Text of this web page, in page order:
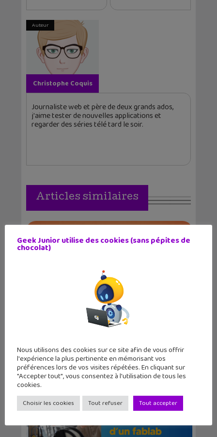
Auteur
Christophe Coquis
Journaliste web et père de deux grands ados,
j'aime tester de nouvelles applications et
regarder des séries télé tard le soir.
Articles similaires
10 médias à suivre sur ton
Geek Junior utilise des cookies (sans pépites de
chocolat)
Nous utilisons des cookies sur ce site afin de vous offrir
l'expérience la plus pertinente en mémorisant vos
préférences lors de vos visites répétées. En cliquant sur
"Accepter tout", vous consentez à l'utilisation de tous les
cookies.
Choisir les cookies Tout refuser Tout accepter